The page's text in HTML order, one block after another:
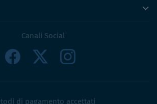
Canali Social
di pagamento accettati